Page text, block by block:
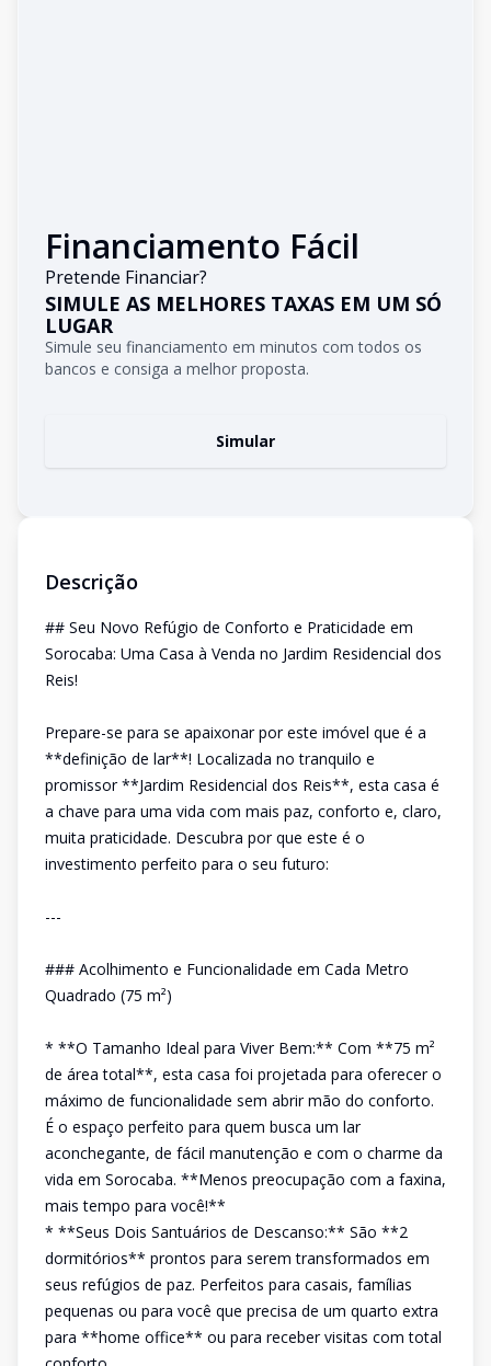
Financiamento Fácil
Pretende Financiar?
SIMULE AS MELHORES TAXAS EM UM SÓ
LUGAR
Simule seu financiamento em minutos com todos os
bancos e consiga a melhor proposta.
Simular
Descrição
## Seu Novo Refúgio de Conforto e Praticidade em
Sorocaba: Uma Casa à Venda no Jardim Residencial dos
Reis!
Prepare-se para se apaixonar por este imóvel que é a
**definição de lar**! Localizada no tranquilo e
promissor **Jardim Residencial dos Reis**, esta casa é
a chave para uma vida com mais paz, conforto e, claro,
muita praticidade. Descubra por que este é o
investimento perfeito para o seu futuro:
---
### Acolhimento e Funcionalidade em Cada Metro
Quadrado (75 m²)
* **O Tamanho Ideal para Viver Bem:** Com **75 m²
de área total**, esta casa foi projetada para oferecer o
máximo de funcionalidade sem abrir mão do conforto.
É o espaço perfeito para quem busca um lar
aconchegante, de fácil manutenção e com o charme da
vida em Sorocaba. **Menos preocupação com a faxina,
mais tempo para você!**
* **Seus Dois Santuários de Descanso:** São **2
dormitórios** prontos para serem transformados em
seus refúgios de paz. Perfeitos para casais, famílias
pequenas ou para você que precisa de um quarto extra
para **home office** ou para receber visitas com total